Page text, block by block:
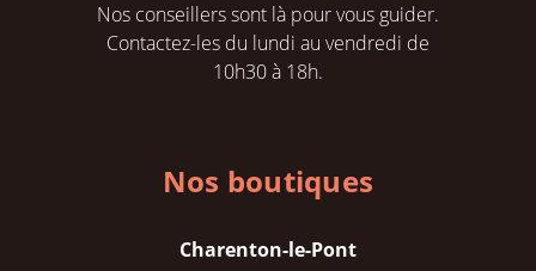
Nos conseillers sont là pour vous guider.
Contactez-les du lundi au vendredi de
10h30 à 18h.
Nos boutiques
Charenton-le-Pont